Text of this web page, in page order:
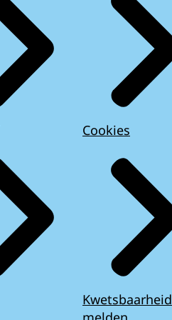
Cookies
Kwetsbaarheid